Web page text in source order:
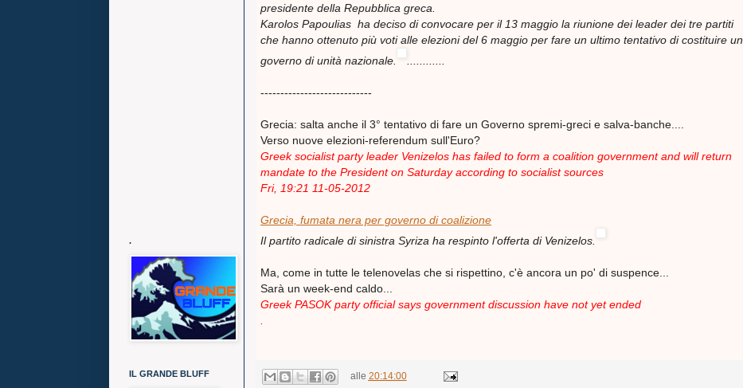
presidente della Repubblica greca.
Karolos Papoulias ha deciso di convocare per il 13 maggio la riunione dei leader dei tre partiti
che hanno ottenuto più voti alle elezioni del 6 maggio per fare un ultimo tentativo di costituire un
governo di unità nazionale.
----------------------------
Grecia: salta anche il 3° tentativo di fare un Governo spremi-greci e salva-banche....
Verso nuove elezioni-referendum sull'Euro?
Greek socialist party leader Venizelos has failed to form a coalition government and will return
mandate to the President on Saturday according to socialist sources
Fri, 19:21 11-05-2012
Grecia, fumata nera per governo di coalizione
Il partito radicale di sinistra Syriza ha respinto l'offerta di Venizelos.
Ma, come in tutte le telenovelas che si rispettino, c'è ancora un po' di suspence...
Sarà un week-end caldo...
Greek PASOK party official says government discussion have not yet ended
alle 20:14:00
.
IL GRANDE BLUFF